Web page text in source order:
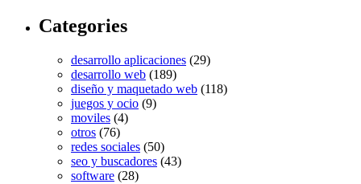
Categories
desarrollo aplicaciones (29)
desarrollo web (189)
diseño y maquetado web (118)
juegos y ocio (9)
moviles (4)
otros (76)
redes sociales (50)
seo y buscadores (43)
software (28)